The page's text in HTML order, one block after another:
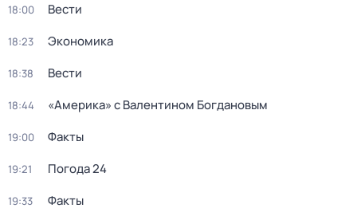
18:00 Вести
18:23 Экономика
18:38 Вести
18:44 «Америка» с Валентином Богдановым
19:00 Факты
19:21 Погода 24
19:33 Факты